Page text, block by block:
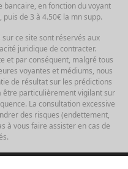
en fonction du voyant
de 3 à 4.50€ la mn supp.
ce site sont réservés aux
juridique de contracter.
et par conséquent, malgré tous
voyantes et médiums, nous
de résultat sur les prédictions
être particulièrement vigilant sur
La consultation excessive
des risques (endettement,
à vous faire assister en cas de